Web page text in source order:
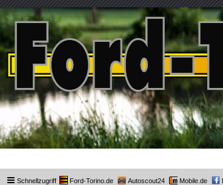
Ford-Torino.de
Schnellzugriff Ford-Torino.de Autoscout24 Mobile.de